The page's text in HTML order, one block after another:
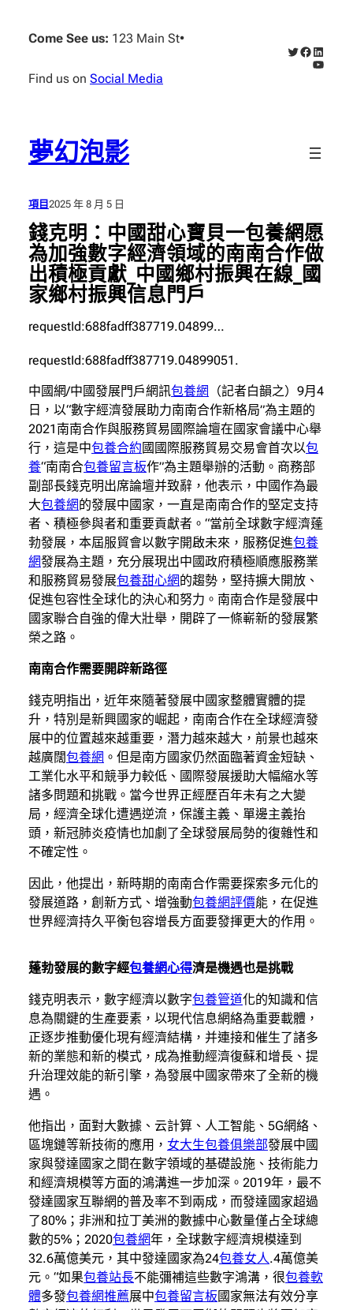
Come See us: 123 Main St•
Find us on Social Media
X Facebook
夢幻泡影
項目 2025 年 8 月 5 日
錢克明：中國甜心寶貝一包養網愿
為加強數字經濟領域的南南合作做
出積極貢獻_中國鄉村振興在線_國
家鄉村振興信息門戶
requestId:688fadff387719.04899…
requestId:688fadff387719.04899051.
中國網/中國發展門戶網訊包養網
（記者白韻之）9月4
日，以“數字經濟發展助力南南合作新格局”為主題的
2021南南合作與服務貿易國際論壇在國家會議中心舉
行，這是中包養合約國國際服務貿易交易會首次以包
養“南南合包養留言板作”為主題舉辦的活動。商務部
副部長錢克明出席論壇并致辭，他表示，中國作為最
大包養網的發展中國家，一直是南南合作的堅定支持
者、積極參與者和重要貢獻者。“當前全球數字經濟蓬
勃發展，本屆服貿會以數字開啟未來，服務促進包養
網發展為主題，充分展現出中國政府積極順應服務業
和服務貿易發展包養甜心網的趨勢，堅持擴大開放、
促進包容性全球化的決心和努力。南南合作是發展中
國家聯合自強的偉大壯舉，開辟了一條嶄新的發展繁
榮之路。
南南合作需要開辟新路徑
錢克明指出，近年來隨著發展中國家整體實體的提
升，特別是新興國家的崛起，南南合作在全球經濟發
展中的位置越來越重要，潛力越來越大，前景也越來
越廣闊包養網 。但是南方國家仍然面臨著資金短缺、
工業化水平和競爭力較低、國際發展援助大幅縮水等
諸多問題和挑戰。當今世界正經歷百年未有之大變
局，經濟全球化遭遇逆流，保護主義、單邊主義抬
頭，新冠肺炎疫情也加劇了全球發展局勢的復雜性和
不確定性。
因此，他提出，新時期的南南合作需要探索多元化的
發展道路，創新方式、增強動包養網評價能，在促進
世界經濟持久平衡包容增長方面要發揮更大的作用。
蓬勃發展的數字經包養網心得濟是機遇也是挑戰
錢克明表示，數字經濟以數字包養管道化的知識和信
息為關鍵的生產要素，以現代信息網絡為重要載體，
正逐步推動優化現有經濟結構，并連接和催生了諸多
新的業態和新的模式，成為推動經濟復蘇和增長、提
升治理效能的新引擎，為發展中國家帶來了全新的機
遇。
他指出，面對大數據、云計算、人工智能、5G網絡、
區塊鏈等新技術的應用， 女大生包養俱樂部發展中國
家與發達國家之間在數字領域的基礎設施、技術能力
和經濟規模等方面的鴻溝進一步加深。2019年，最不
發達國家互聯網的普及率不到兩成，而發達國家超過
了80%；非洲和拉丁美洲的數據中心數量僅占全球總
數的5%；2020包養網年，全球數字經濟規模達到
32.6萬億美元，其中發達國家為24包養女人.4萬億美
元。“如果包養站長不能彌補這些數字鴻溝，很包養軟
體多發包養網推薦展中包養留言板國家無法有效分享